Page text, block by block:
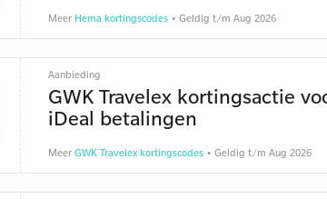
Meer Hema kortingscodes• Geldig t/m Aug 2026
Aanbieding
GWK Travelex kortingsactie
iDeal betalingen
Meer GWK Travelex kortingscodes• Geldig t/m Aug 2026